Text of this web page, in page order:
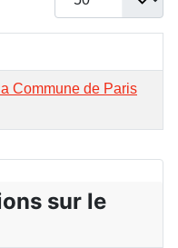
Commune de Paris
sur le